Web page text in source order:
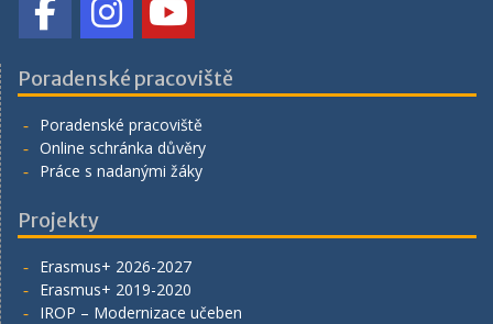
Poradenské pracoviště
Poradenské pracoviště
Online schránka důvěry
Práce s nadanými žáky
Projekty
Erasmus+ 2026-2027
Erasmus+ 2019-2020
IROP – Modernizace učeben